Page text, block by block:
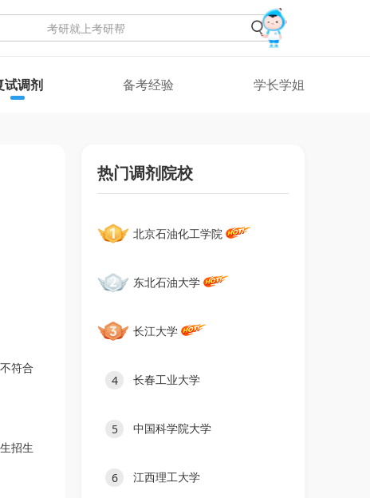
试调剂 备考经验 学长学姐
符合
招生
热门调剂院校
北京石油化工学院
东北石油大学
长江大学
4 长春工业大学
5 中国科学院大学
6 江西理工大学